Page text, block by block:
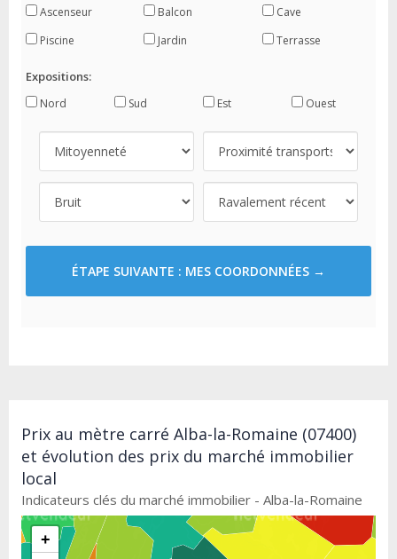
Ascenseur Balcon
Cave
Piscine
Jardin Terrasse
Expositions:
Nord Sud Est Ouest
ÉTAPE SUIVANTE : MES COORDONNÉES →
Prix au mètre carré Alba-la-Romaine (07400)
et évolution des prix du marché immobilier
local
Indicateurs clés du marché immobilier - Alba-la-Romaine
+